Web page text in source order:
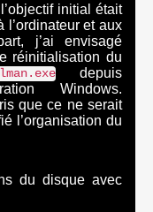
initial était
l’ordinateur et aux
j’ai envisagé
réinitialisation du
depuis
Windows.
que ce ne serait
l’organisation du
du disque avec